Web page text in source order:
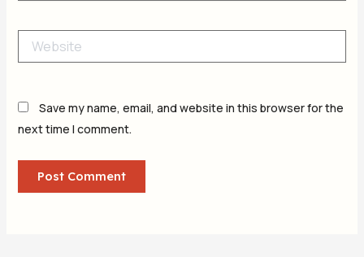
Save my name, email, and website in this browser for the
next time I comment.